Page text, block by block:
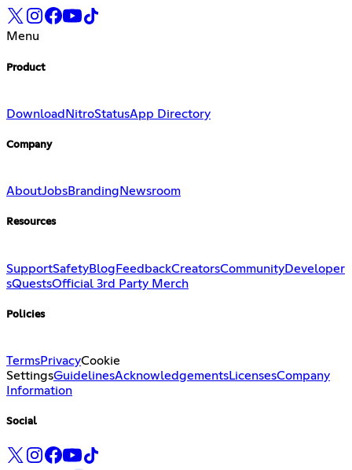
Menu
Product
Download NitroStatusApp Directory
Company
AboutJobsBranding Newsroom
Resources
SupportSafetyBlogFeedbackCreatorsCommunityDeveloper
sQuestsOfficial 3rd Party Merch
Policies
TermsPrivacyCookie
SettingsGuidelinesAcknowledgementsLicensesCompany
Information
Social